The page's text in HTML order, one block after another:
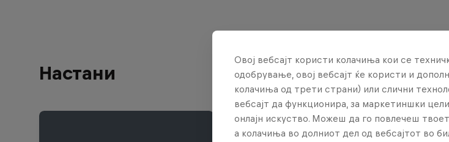
Настани
Овој вебсајт користи колачиња кои се
одобрување, овој вебсајт ќе користи и
колачиња од трети страни) или слични
вебсајт да функционира, за маркетиншки
онлајн искуство. Можеш да го повлечеш
а колачиња во долниот дел од вебсајтот во